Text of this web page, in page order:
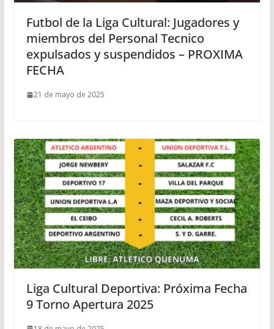
Futbol de la Liga Cultural: Jugadores y
miembros del Personal Tecnico
expulsados y suspendidos – PROXIMA
FECHA
21 de mayo de 2025
Liga Cultural Deportiva: Próxima Fecha
9 Torno Apertura 2025